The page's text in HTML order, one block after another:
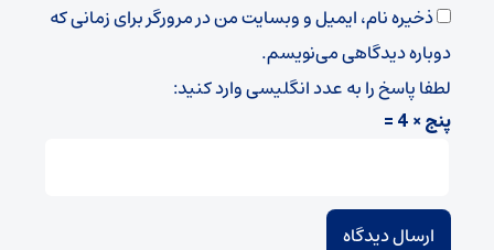
ذخیره نام، ایمیل و وبسایت من در مرورگر برای زمانی که
دوباره دیدگاهی می‌نویسم.
لطفا پاسخ را به عدد انگلیسی وارد کنید:
پنج × 4 =